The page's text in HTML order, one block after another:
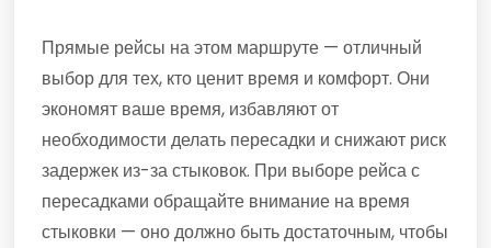
Прямые рейсы на этом маршруте — отличный
выбор для тех, кто ценит время и комфорт. Они
экономят ваше время, избавляют от
необходимости делать пересадки и снижают риск
задержек из-за стыковок. При выборе рейса с
пересадками обращайте внимание на время
стыковки — оно должно быть достаточным, чтобы